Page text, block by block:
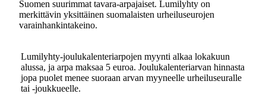
Suomen suurimmat tavara-arpajaiset. Lumilyhty on
merkittävin yksittäinen suomalaisten urheiluseurojen
varainhankintakeino.
Lumilyhty-joulukalenteriarpojen myynti alkaa lokakuun
alussa, ja arpa maksaa 5 euroa. Joulukalenteriarvan hinnasta
jopa puolet menee suoraan arvan myyneelle urheiluseuralle
tai -joukkueelle.